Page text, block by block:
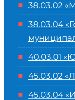
38.03.02
38.03.04
40.03.01
45.03.02
45.03.04 «